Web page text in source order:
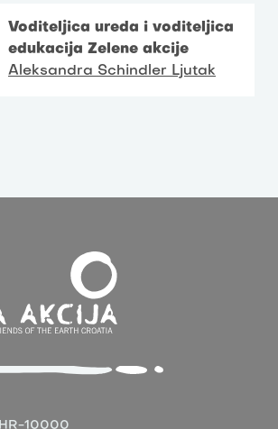
Voditeljica ureda i voditeljica
edukacija Zelene akcije
Aleksandra Schindler Ljutak
HR-10000